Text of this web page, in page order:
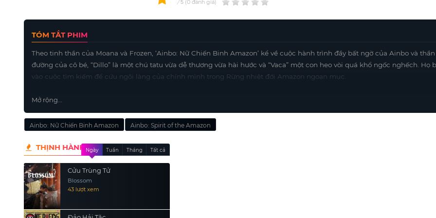
/ 5 0 đánh giá
TÓM TẮT PHIM
Theo tinh thần của Moana và Frozen, ‘Ainbo: Nữ Chiến Binh Amazon’ kể về cuộc hành trình đầy bất ngờ của Ainbo và
đường của cô bé, “Dillo” là một chú tatu vừa dễ thương vừa hài hước và “Vaca” một con heo vòi quá khổ ngốc nghếch. Họ
vào cuộc tìm kiếm để cứu ngôi làng của chính mình trong Rừng nhiệt đới Amazon ngoạn mục.
Mở rộng...
Ainbo: Nữ Chiến Binh Amazon Ainbo: Spirit of the Amazon
THỊNH HÀNH Ngày Tuần Tháng Tất cả
Cửu Trùng Tử
Blossom
43 lượt xem